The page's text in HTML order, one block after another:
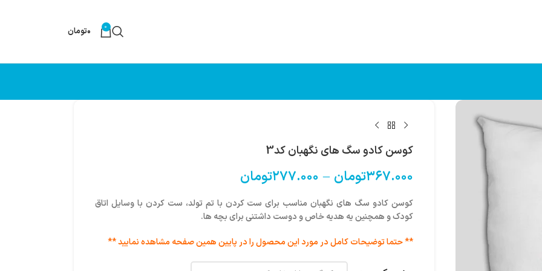
0 ۰تومان
کوسن کادو سگ های نگهبان کد3
۳۶۷.۰۰۰تومان – ۲۷۷.۰۰۰تومان
کوسن کادو سگ های نگهبان مناسب برای ست کردن با تم تولد، ست کردن با وسایل اتاق
کودک و همچنین یه هدیه خاص و دوست داشتنی برای بچه ها.
** حتما توضیحات کامل در مورد این محصول را در پایین همین صفحه مشاهده نمایید **